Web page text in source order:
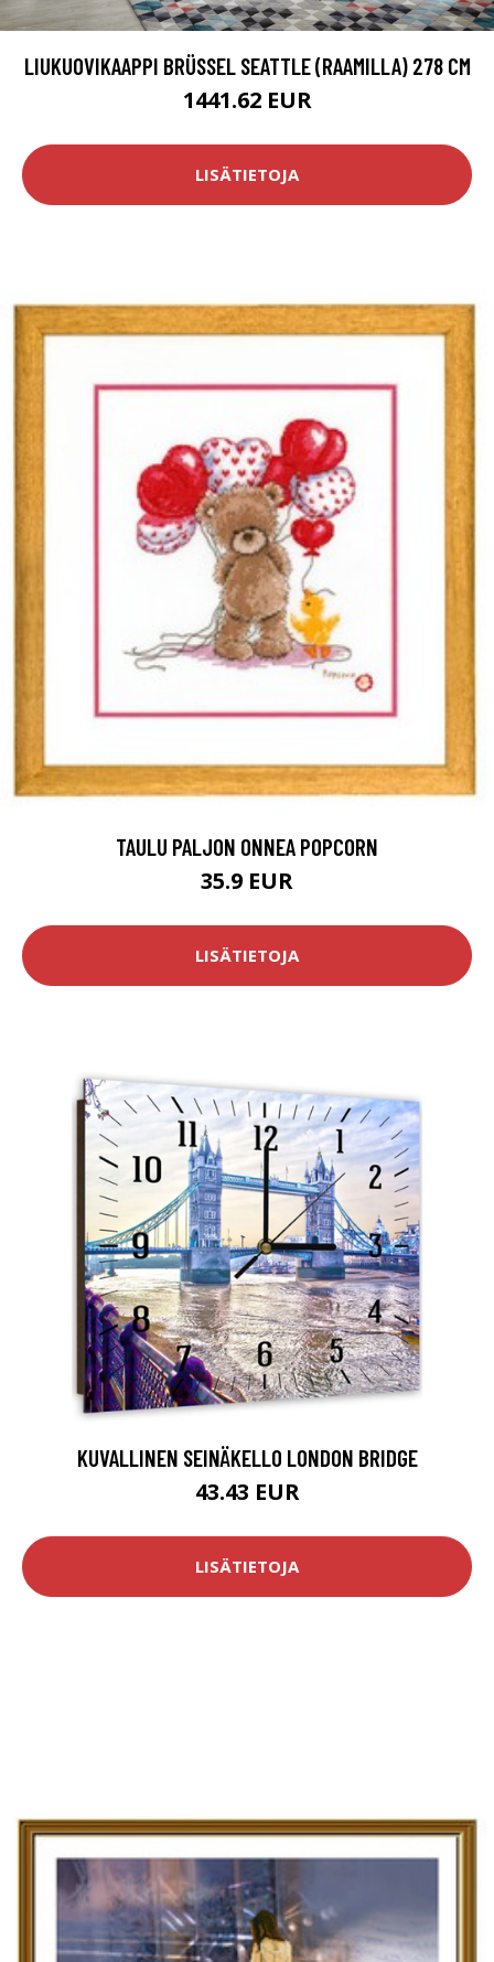
LIUKUOVIKAAPPI BRÜSSEL SEATTLE (RAAMILLA) 278 CM
1441.62 EUR
LISÄTIETOJA
TAULU PALJON ONNEA POPCORN
35.9 EUR
LISÄTIETOJA
KUVALLINEN SEINÄKELLO LONDON BRIDGE
43.43 EUR
LISÄTIETOJA